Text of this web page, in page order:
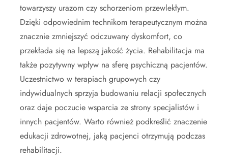
towarzyszy urazom czy schorzeniom przewlekłym.
Dzięki odpowiednim technikom terapeutycznym można
znacznie zmniejszyć odczuwany dyskomfort, co
przekłada się na lepszą jakość życia. Rehabilitacja ma
także pozytywny wpływ na sferę psychiczną pacjentów.
Uczestnictwo w terapiach grupowych czy
indywidualnych sprzyja budowaniu relacji społecznych
oraz daje poczucie wsparcia ze strony specjalistów i
innych pacjentów. Warto również podkreślić znaczenie
edukacji zdrowotnej, jaką pacjenci otrzymują podczas
rehabilitacji.